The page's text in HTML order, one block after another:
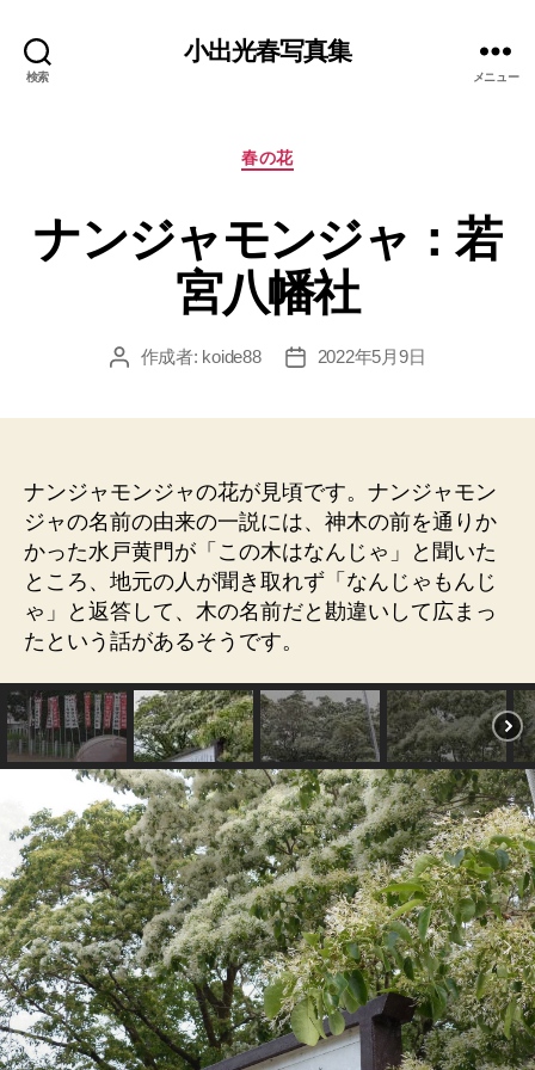
検索
小出光春写真集
メニュー
カ
リ
ー
春の花
ナンジャモンジャ：若
宮八幡社
投 作成者: koide88
投
2022年5月9日
ナンジャモンジャの花が見頃です。ナンジャモン
ジャの名前の由来の一説には、神木の前を通りか
かった水戸黄門が「この木はなんじゃ」と聞いた
ところ、地元の人が聞き取れず「なんじゃもんじ
ゃ」と返答して、木の名前だと勘違いして広まっ
たという話があるそうです。